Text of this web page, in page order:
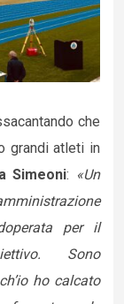
che
grandi atleti in
Simeoni: «Un
per il
Sono
ho calcato